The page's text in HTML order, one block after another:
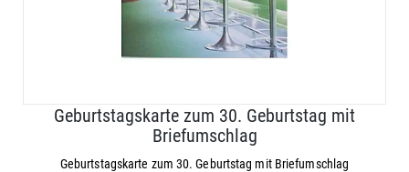
Geburtstagskarte zum 30. Geburtstag mit
Briefumschlag
Geburtstagskarte zum 30. Geburtstag mit Briefumschlag